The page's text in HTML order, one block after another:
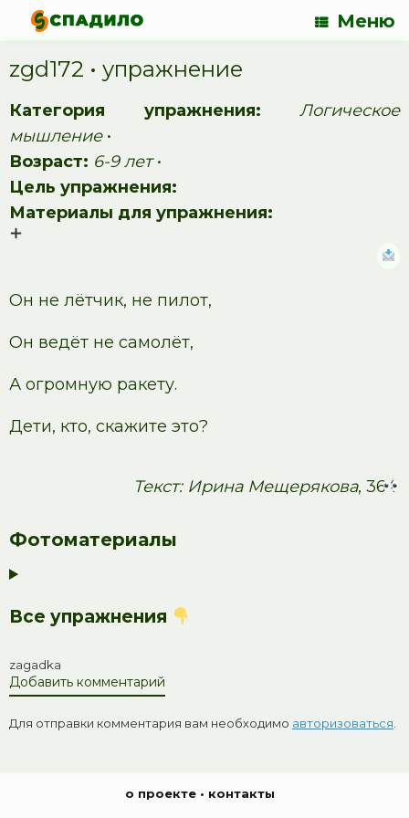
Меню
zgd172 • упражнение
Категория упражнения: Логическое
мышление•
Возраст: 6-9 лет•
Цель упражнения:
Материалы для упражнения:
Он не лётчик, не пилот,
Он ведёт не самолёт,
А огромную ракету.
Дети, кто, скажите это?
Текст: Ирина Мещерякова, 364
Фотоматериалы
Все упражнения
zagadka
Добавить комментарий
Для отправки комментария вам необходимо авторизоваться
о проекте • контакты